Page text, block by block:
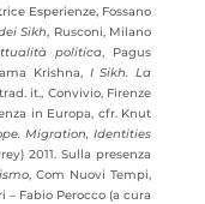
Esperienze, Fossano
Sikh, Rusconi, Milano
politica, Pagus
Krishna, I Sikh. La
it., Convivio, Firenze
in Europa, cfr. Knut
Migration, Identities
2011. Sulla presenza
, Com Nuovi Tempi,
– Fabio Perocco (a cura